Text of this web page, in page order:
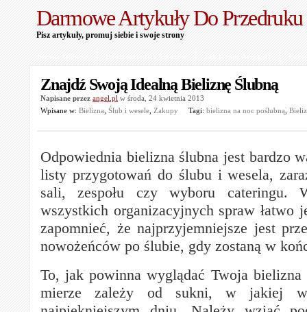
Darmowe Artykuły Do Przedruku
Pisz artykuły, promuj siebie i swoje strony
Znajdź Swoją Idealną Bieliznę Ślubną
Napisane przez angel.pl w środa, 24 kwietnia 2013
Wpisane w: Bielizna Ślub i wesele Zakupy Tagi: bielizna na noc poślubną
Odpowiednia bielizna ślubna jest bardzo
listy przygotowań do ślubu i wesela,
sali, zespołu czy wyboru cateringu.
wszystkich organizacyjnych spraw łatwo
zapomnieć, że najprzyjemniejsze jest
nowożeńców po ślubie, gdy zostaną w
To, jak powinna wyglądać Twoja bielizna
mierze zależy od sukni, w jakiej